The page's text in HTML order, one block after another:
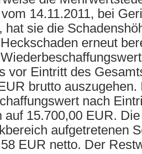
14.11.2011, bei
hat sie die
erneut
vor Eintritt des
brutto auszugehen.
nach
auf 15.700,00 EUR.
aufgetretenen
EUR netto. Der